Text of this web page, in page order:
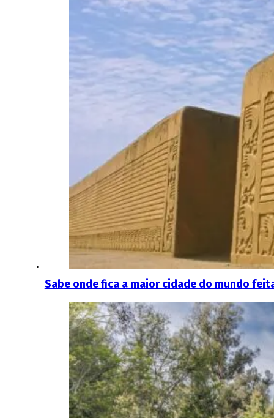
Sabe onde fica a maior cidade do mundo